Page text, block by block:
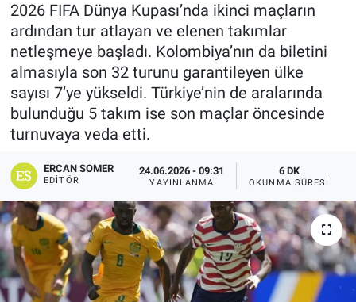
2026 FIFA Dünya Kupası’nda ikinci maçların
ardından tur atlayan ve elenen takımlar
netleşmeye başladı. Kolombiya’nın da biletini
almasıyla son 32 turunu garantileyen ülke
sayısı 7’ye yükseldi. Türkiye’nin de aralarında
bulunduğu 5 takım ise son maçlar öncesinde
turnuvaya veda etti.
ERCAN SOMER
EDITÖR
24.06.2026 - 09:31
YAYINLANMA
6 DK
OKUNMA SÜRESI